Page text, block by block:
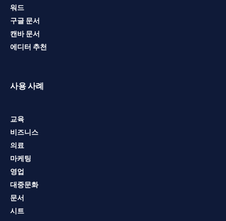
워드
구글 문서
캔바 문서
에디터 추천
사용 사례
교육
비즈니스
의료
마케팅
영업
대중문화
문서
시트